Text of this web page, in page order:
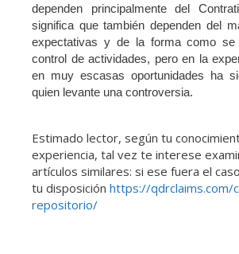
dependen principalmente del
significa que también dependen del
expectativas y de la forma como se
control de actividades, pero en la
en muy escasas oportunidades ha
quien levante una controversia.
Estimado lector, según tu
experiencia, tal vez te interese
artículos similares: si ese fuera el
tu disposición https://qdrclaims.com/
repositorio/